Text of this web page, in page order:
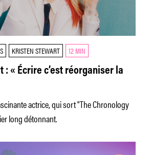
KRISTEN STEWART 12 MIN
: « Écrire c’est réorganiser la
actrice, qui sort "The Chronology
long détonnant.